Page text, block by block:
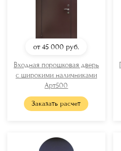
от 45 000 руб.
Входная порошковая дверь
с широкими наличниками
Арт500
Заказать расчет